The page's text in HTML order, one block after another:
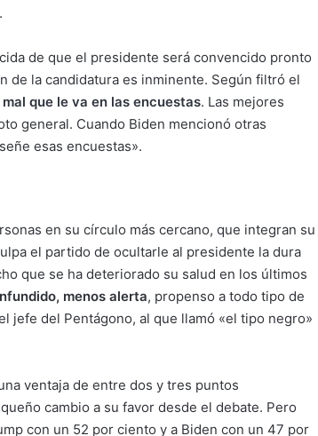
de que el presidente será convencido pronto
de la candidatura es inminente. Según filtró el
que le va en las encuestas. Las mejores
general. Cuando Biden mencionó otras
esas encuestas».
en su círculo más cercano, que integran su
el partido de ocultarle al presidente la dura
que se ha deteriorado su salud en los últimos
menos alerta, propenso a todo tipo de
jefe del Pentágono, al que llamó «el tipo negro»
ventaja de entre dos y tres puntos
cambio a su favor desde el debate. Pero
con un 52 por ciento y a Biden con un 47 por